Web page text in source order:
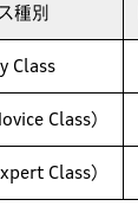
種別
Class
Class）
Class）